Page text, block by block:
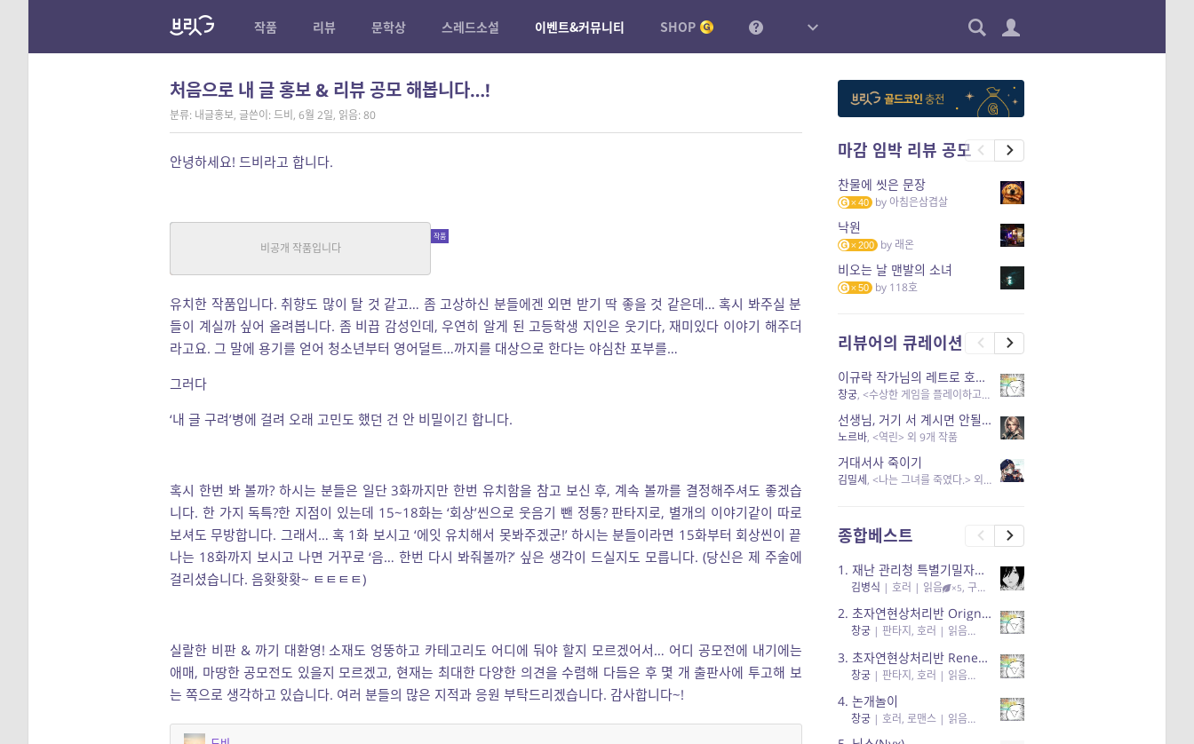
작품 리뷰 문학상 스레드소설 이벤트&커뮤니티 SHOP
처음으로 내 글 홍보 & 리뷰 공모 해봅니다…!
분류: 내글홍보, 글쓴이: 드비 , 6월 2일, 읽음: 80
안녕하세요! 드비라고 합니다.
뱀파 가족이 이사 오면 생기는 일
판타지, 기타 | 그레이 드비
유치한 작품입니다. 취향도 많이 탈 것 같고… 좀 고상하신 분들에겐 외면 받기 딱 좋을 것 같은데… 혹시 봐주실 분
들이 계실까 싶어 올려봅니다. 좀 비끕 감성인데, 우연히 알게 된 고등학생 지인은 웃기다, 재미있다 이야기 해주더
라고요. 그 말에 용기를 얻어 청소년부터 영어덜트…까지를 대상으로 한다는 야심찬 포부를…
그러다
‘내 글 구려’병에 걸려 오래 고민도 했던 건 안 비밀이긴 합니다.
혹시 한번 봐 볼까? 하시는 분들은 일단 3화까지만 한번 유치함을 참고 보신 후, 계속 볼까를 결정해주셔도 좋겠습
니다. 한 가지 독특?한 지점이 있는데 15~18화는 ‘회상’씬으로 웃음기 뺀 정통? 판타지로, 별개의 이야기같이 따로
보셔도 무방합니다. 그래서… 혹 1화 보시고 ‘에잇 유치해서 못봐주겠군!’ 하시는 분들이라면 15화부터 회상씬이 끝
나는 18화까지 보시고 나면 거꾸로 ‘음… 한번 다시 봐줘볼까?’ 싶은 생각이 드실지도 모릅니다. (당신은 제 주술에
걸리셨습니다. 음홧홧홧~ ㅌㅌㅌㅌ)
실랄한 비판 & 까기 대환영! 소재도 엉뚱하고 카테고리도 어디에 둬야 할지 모르겠어서… 어디 공모전에 내기에는
애매, 마땅한 공모전도 있을지 모르겠고, 현재는 최대한 다양한 의견을 수렴해 다듬은 후 몇 개 출판사에 투고해 보
는 쪽으로 생각하고 있습니다. 여러 분들의 많은 지적과 응원 부탁드리겠습니다. 감사합니다~!
마감 임박 리뷰 공모
찬물에 씻은 문장
40 by 아침은삼겹살
낙원
200 by 래온
비오는 날 맨발의 소녀
50 by 118호
리뷰어의 큐레이션
이규락 작가님의 레트로 호러 리뷰
창궁, <수상한 게임을 플레이하고 있어> 외 3개 작품
선생님, 거기 서 계시면 안될 것 같은데요-역할 클리셰를 비튼 작품들
노르바, <역린> 외 9개 작품
거대서사 죽이기
김밀세, <나는 그녀를 죽였다.> 외 1개 작품
종합베스트
1. 재난 관리청 특별기밀자료들
김병식 | 호러 | 읽음 ×5, 구독 , 응원95, 리뷰3
2. 초자연현상처리반 Orignal + True Ending
창궁| 판타지, 호러 | 읽음 , 구독 , 응원6
3. 초자연현상처리반 Renewal
창궁| 판타지, 호러 | 읽음 , 구독 , 응원82, 리뷰4
4. 논개놀이
창궁| 호러, 로맨스| 읽음 , 공감11, 응원25